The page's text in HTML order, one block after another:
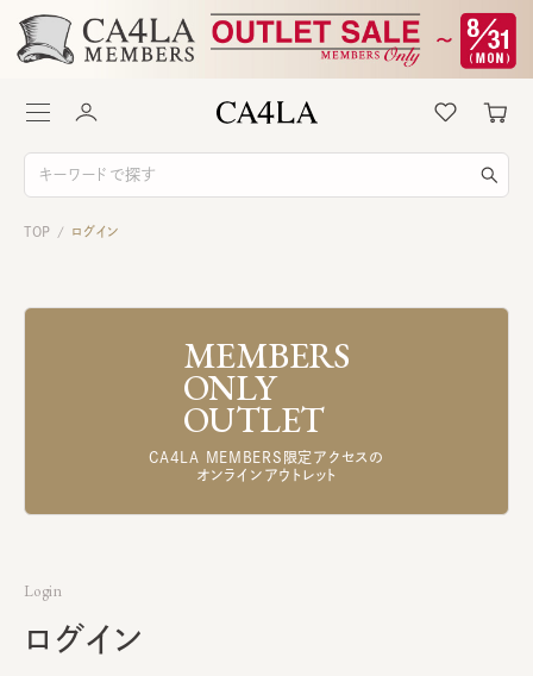
TOP / ログイン
MEMBERS
ONLY
OUTLET
CA4LA MEMBERS限定アクセスの
オンラインアウトレット
Login
ログイン